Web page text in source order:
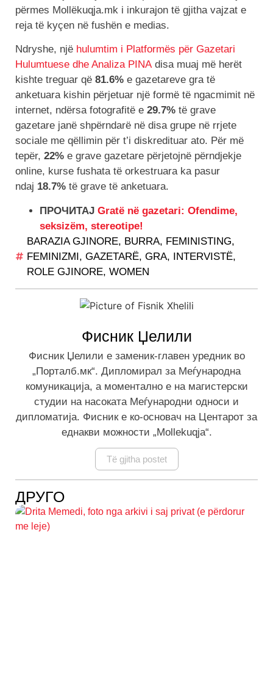
përmes Mollëkuqja.mk i inkurajon të gjitha vajzat e
reja të kyçen në fushën e medias.
Ndryshe, një hulumtim i Platformës për Gazetari
Hulumtuese dhe Analiza PINAdisa muaj më herët
kishte treguar që 81.6% e gazetareve gra të
anketuara kishin përjetuar një formë të ngacmimit në
internet, ndërsa fotografitë e 29.7% të grave
gazetare janë shpërndarë në disa grupe në rrjete
sociale me qëllimin për t’i diskredituar ato. Për më
tepër, 22% e grave gazetare përjetojnë përndjekje
online, kurse fushata të orkestruara ka pasur
ndaj 18.7% të grave të anketuara.
ПРОЧИТАЈ Gratë në gazetari: Ofendime,
seksizëm, stereotipe!
BARAZIA GJINORE, BURRA, FEMINISTING,
FEMINIZMI, GAZETARË, GRA, INTERVISTË,
ROLE GJINORE, WOMEN
Фисник Џелили
Фисник Џелили е заменик-главен уредник во
„Порталб.мк“. Дипломирал за Меѓународна
комуникација, а моментално е на магистерски
студии на насоката Меѓународни односи и
дипломатија. Фисник е ко-основач на Центарот за
еднакви можности „Mollekuqja“.
Të gjitha postet
ДРУГО